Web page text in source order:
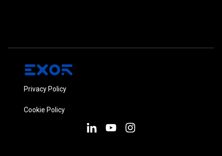
Privacy Policy
Cookie Policy